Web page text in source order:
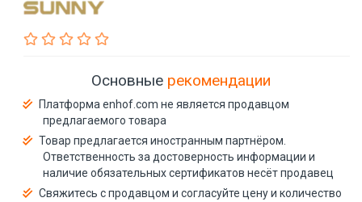
Основные рекомендации
Платформа enhof.com не является продавцом
предлагаемого товара
Товар предлагается иностранным партнёром.
Ответственность за достоверность информации и
наличие обязательных сертификатов несёт продавец
Свяжитесь с продавцом и согласуйте цену и количество